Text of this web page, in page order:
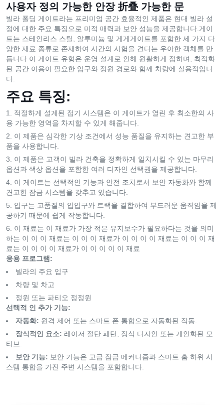
사용자 정의 가능한 안장 折叠 가능한 문
빌라 폴딩 게이트라는 프리미엄 공간 효율적인 제품은 현대 빌라 설
정에 대한 주요 특징으로 미적 매력과 보안 성능을 제공합니다.게이
트는 스테인리스 스틸, 알루미늄 및 게게게이트를 포함한 세 가지 다
양한 재료 종류로 존재하여 시간의 시험을 견디는 우아한 객체를 만
듭니다.이 게이트 유형은 운영 설계로 인해 원활하게 접히며, 최적화
된 공간 이용이 필요한 입구와 정원 경로와 함께 차량에 실용적입니
다.
주요 특징:
적절하게 설계된 접기 시스템은 이 게이트가 열린 후 최소한의 사
용 가능한 영역을 차지할 수 있게 해줍니다.
이 제품은 심각한 기상 조건에서 성능 품질을 유지하는 견고한 부
품을 사용합니다.
이 제품은 고객이 빌라 건축을 정확하게 일치시킬 수 있는 마무리
옵션과 색상 옵션을 포함한 여러 디자인 선택권을 제공합니다.
이 게이트는 선택적인 기능과 안전 조치로서 보안 자동화와 함께
견고한 잠금 시스템을 갖추고 있습니다.
입구는 고품질의 입입구와 트랙을 결합하여 부드러운 움직임을 제
공하기 때문에 쉽게 작동합니다.
이 재료는 이 재료가 가장 적은 유지보수가 필요하다는 것을 의미
하는 이 이 이 재료는 이 이 이 재료가 이 이 이 이 재료는 이 이 이 재
료는 이 이 이 이 재료가 이 이 이 이 이 재료
응용 프로그램:
빌라의 주요 입구
차량 및 차고
정원 또는 파티오 정정원
선택적 인 추가 기능:
자동화: 원격 제어 또는 스마트 폰 통합으로 자동화된 작동.
장식적인 요소: 레이저 절단 패턴, 장식 디자인 또는 개인화된 모
티브.
보안 기능: 보안 기능은 고급 잠금 메커니즘과 스마트 홈 하위 시
스템 통합을 가진 주변 시스템을 포함합니다.